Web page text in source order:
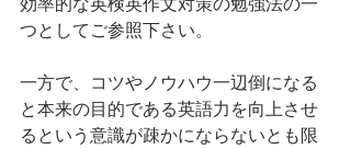
つとしてご参照下さい。
一方で、コツやノウハウ一辺倒になる
と本来の目的である英語力を向上させ
るという意識が疎かにならないとも限